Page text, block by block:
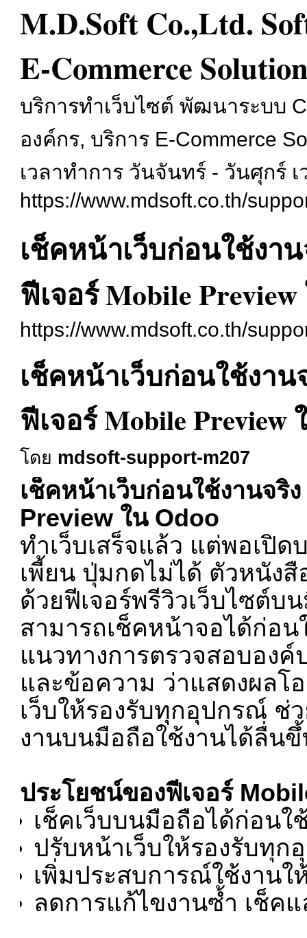
M.D.Soft Co.,Ltd.
E-Commerce
บริการทำเว็บไซต์ พัฒนาระบบ
องค์กร, บริการ E-Commerce
เวลาทำการ วันจันทร์ - วันศุกร์
https://www.mdsoft.co.th/
เช็คหน้าเว็บก่อนใช้งา
ฟีเจอร์ Mobile Preview
https://www.mdsoft.co.th/
เช็คหน้าเว็บก่อนใช้งา
ฟีเจอร์ Mobile Preview
โดย mdsoft-support-m207
เช็คหน้าเว็บก่อนใช้งานจริ
Preview ใน Odoo
ทำเว็บเสร็จแล้ว แต่พอเปิ
เพี้ยน ปุ่มกดไม่ได้ ตัวหนังสื
ด้วยฟีเจอร์พรีวิวเว็บไซต์บ
สามารถเช็คหน้าจอได้ก่อ
แนวทางการตรวจสอบอง
และข้อความ ว่าแสดงผลโ
เว็บให้รองรับทุกอุปกรณ์ ช่
งานบนมือถือใช้งานได้ลื่น
ประโยชน์ของฟีเจอร์
เช็คเว็บบนมือถือได้ก่อนใ
ปรับหน้าเว็บให้รองรับทุก
เพิ่มประสบการณ์ใช้งาน
ลดการแก้ไขงานซ้ำ เช็ค